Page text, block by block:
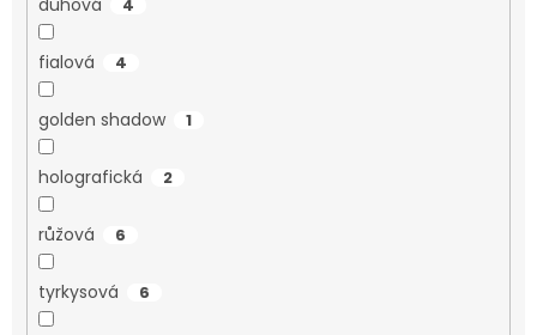
4
fialová 4
golden shadow 1
holografická 2
růžová 6
tyrkysová 6